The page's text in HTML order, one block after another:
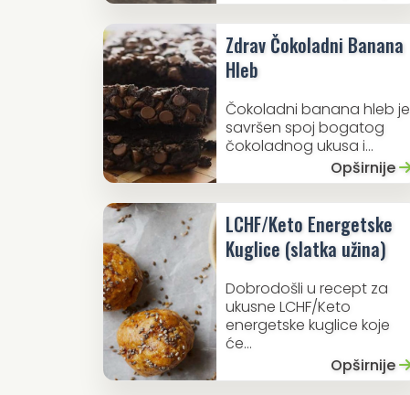
Zdrav Čokoladni Banana
Hleb
Čokoladni banana hleb je
savršen spoj bogatog
čokoladnog ukusa i...
Opširnije
LCHF/Keto Energetske
Kuglice (slatka užina)
Dobrodošli u recept za
ukusne LCHF/Keto
energetske kuglice koje
će...
Opširnije